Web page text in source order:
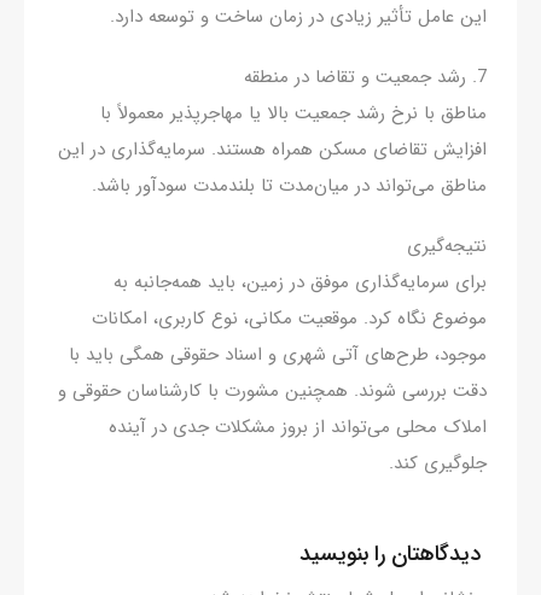
این عامل تأثیر زیادی در زمان ساخت و توسعه دارد.
7. رشد جمعیت و تقاضا در منطقه
مناطق با نرخ رشد جمعیت بالا یا مهاجرپذیر معمولاً با
افزایش تقاضای مسکن همراه هستند. سرمایه‌گذاری در این
مناطق می‌تواند در میان‌مدت تا بلندمدت سودآور باشد.
نتیجه‌گیری
برای سرمایه‌گذاری موفق در زمین، باید همه‌جانبه به
موضوع نگاه کرد. موقعیت مکانی، نوع کاربری، امکانات
موجود، طرح‌های آتی شهری و اسناد حقوقی همگی باید با
دقت بررسی شوند. همچنین مشورت با کارشناسان حقوقی و
املاک محلی می‌تواند از بروز مشکلات جدی در آینده
جلوگیری کند.
دیدگاهتان را بنویسید